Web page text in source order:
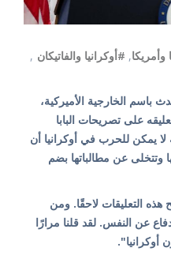
وأمريكا, #أوكرانيا والفاتيكان ,
باسم الخارجية الأميركية،
في تعليقه على تصريحات البابا
يمكن للحرب في أوكرانيا أن
وتتخلى عن مطالباتها بضم
التعليقات لاحقًا. ومن
عن النفس. لقد قلنا مرارًا
أوكرانيا".